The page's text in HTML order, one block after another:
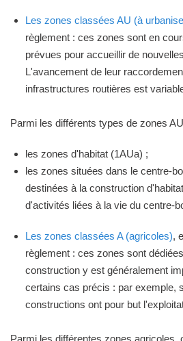
Les zones classées AU (à
règlement : ces zones sont en
prévues pour accueillir de
L'avancement de leur
infrastructures routières est
Parmi les différents types de zones
les zones d'habitat (1AUa) ;
les zones situées dans le centre-
destinées à la construction
d'activités liées à la vie du centre-
Les zones classées A (agricoles),
règlement : ces zones sont
construction y est généralement
certains cas précis : par exemple,
constructions ont pour but
Parmi les différentes zones agricoles,